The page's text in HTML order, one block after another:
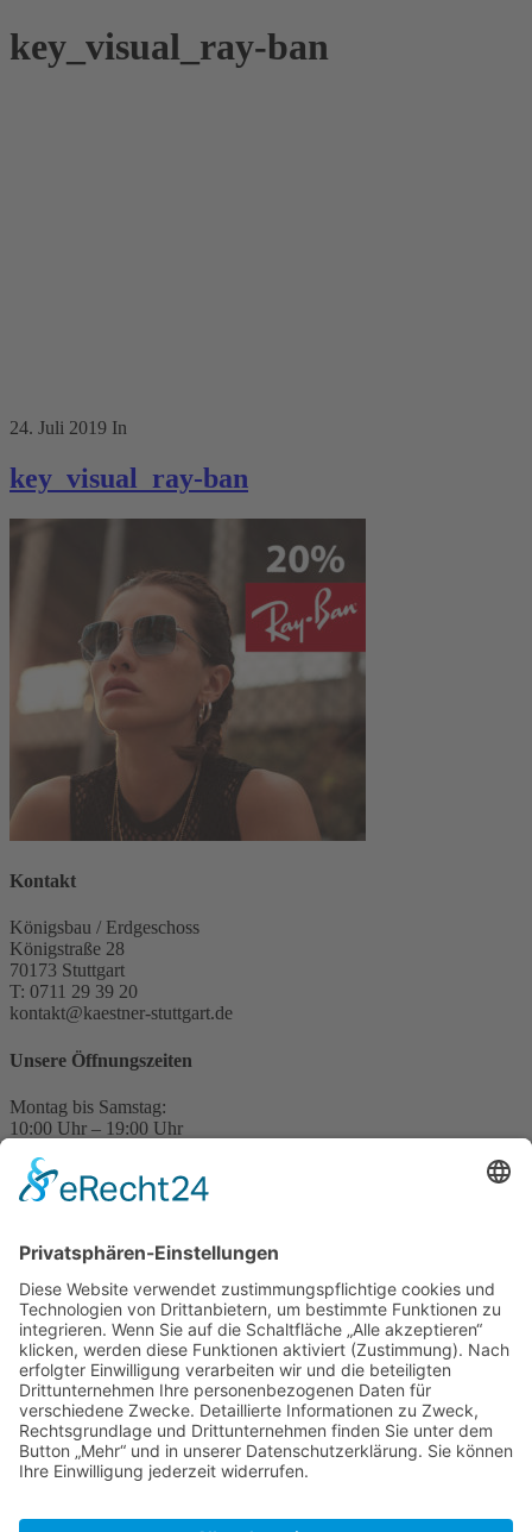
key_visual_ray-ban
24. Juli 2019 In
key_visual_ray-ban
Kontakt
Königsbau / Erdgeschoss
Königstraße 28
70173 Stuttgart
T: 0711 29 39 20
kontakt@kaestner-stuttgart.de
Unsere Öffnungszeiten
Montag bis Samstag:
10:00 Uhr – 19:00 Uhr
Pflichtangaben
Datenschutzerklärung
Kontakt